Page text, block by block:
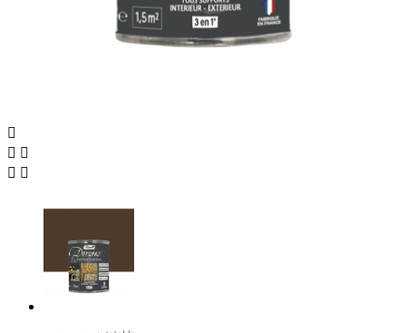

 
 